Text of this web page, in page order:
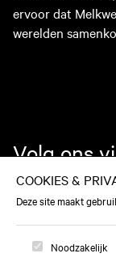
ervoor dat
werelden
Volg ons
behind-the-